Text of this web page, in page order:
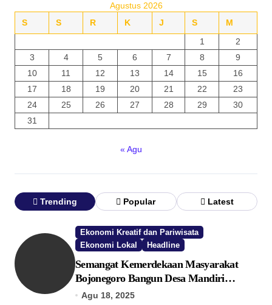
Agustus 2026
S
S R K J S
M
1
2
3
4 5 6 7 8
9
10
11 12 13 14 15
16
17
18 19 20 21 22
23
24
25 26 27 28 29
30
31
« Agu
Trending Popular Latest
Ekonomi Kreatif dan Pariwisata
Ekonomi Lokal
Headline
Semangat Kemerdekaan Masyarakat
Bojonegoro Bangun Desa Mandiri
Ekonomi
Agu 18, 2025